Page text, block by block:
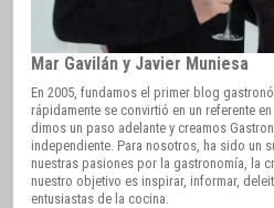
Mar Gavilán y Javier Muniesa
En 2005, fundamos el primer blog
rápidamente se convirtió en un referente
dimos un paso adelante y creamos
independiente. Para nosotros, ha sido un
nuestras pasiones por la gastronomía, la
nuestro objetivo es inspirar, informar,
entusiastas de la cocina.